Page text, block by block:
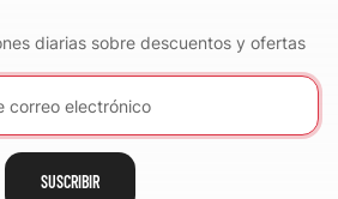
diarias sobre descuentos y ofertas
SUSCRIBIR